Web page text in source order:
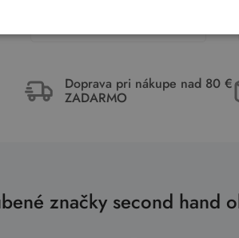
Doprava pri nákupe nad 80 €
ZADARMO
značky second hand